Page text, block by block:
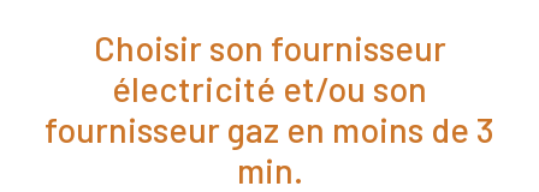
Choisir son fournisseur
électricité et/ou son
fournisseur gaz en moins de 3
min.